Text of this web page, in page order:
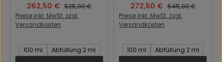
Verkaufspreis:
262,50 € Regulärer Preis:
525,00 €
Preise inkl. MwSt. zzgl.
Versandkosten
Inhalt des Artikel:
100 ml Abfüllung 2 ml
Verkaufspreis:
272,50 € Regulärer Preis:
545,00 €
Preise inkl. MwSt. zzgl.
Versandkosten
Inhalt des Artikel:
100 ml Abfüllung 2 ml